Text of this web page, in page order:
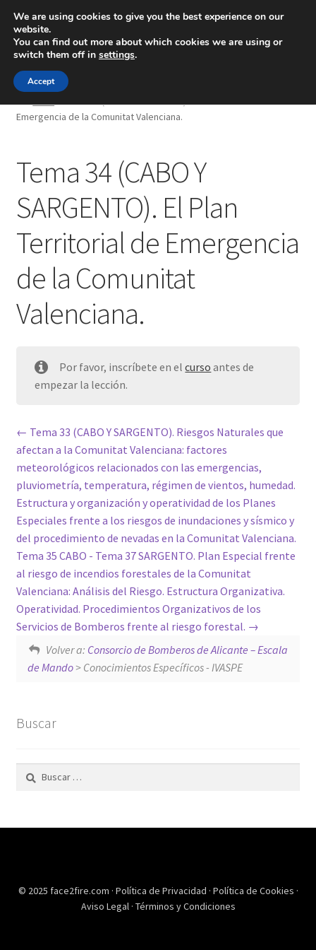
Inicio
Blog
Contacto
Emergencia de la Comunitat Valenciana.
Tema 34 (CABO Y
SARGENTO). El Plan
Territorial de Emergencia
de la Comunitat
Valenciana.
Por favor, inscríbete en elcurso antes de
empezar la lección.
Tema 33 (CABO Y SARGENTO). Riesgos Naturales que
afectan a la Comunitat Valenciana: factores
meteorológicos relacionados con las emergencias,
pluviometría, temperatura, régimen de vientos, humedad.
Estructura y organización y operatividad de los Planes
Especiales frente a los riesgos de inundaciones y sísmico y
del procedimiento de nevadas en la Comunitat Valenciana.
Tema 35 CABO - Tema 37 SARGENTO. Plan Especial frente
al riesgo de incendios forestales de la Comunitat
Valenciana: Análisis del Riesgo. Estructura Organizativa.
Operatividad. Procedimientos Organizativos de los
Servicios de Bomberos frente al riesgo forestal.
Volver a: Consorcio de Bomberos de Alicante – Escala
de Mando> Conocimientos Específicos - IVASPE
Buscar
Buscar:
© 2025 face2fire.com · Política de Privacidad · Política de Cookies ·
Aviso Legal · Términos y Condiciones
We are using cookies to give you the best experience on our
website.
You can find out more about which cookies we are using or
switch them off in settings.
Accept